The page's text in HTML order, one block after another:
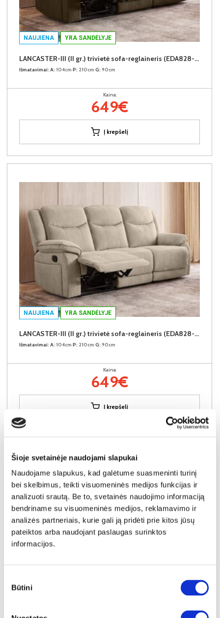
Šioje svetainėje naudojami slapukai
Naudojame slapukus, kad galėtume suasmeninti turinį
bei skelbimus, teikti visuomeninės medijos funkcijas ir
analizuoti srautą. Be to, svetainės naudojimo informaciją
bendriname su visuomeninės medijos, reklamavimo ir
analizės partneriais, kurie gali ją pridėti prie kitos jūsų
pateiktos arba naudojant paslaugas surinktos
informacijos.
pasirinkimas
Būtini
NAUJIENA YRA SANDĖLYJE
LANCASTER-III (II gr.) trivietė sofa-reglaineris (EDA828-05 Rudas)
Išmatavimai: A: 104cm P: 210cm G: 90cm
Kaina:
649€
Į krepšelį
NAUJIENA YRA SANDĖLYJE
LANCASTER-III (II gr.) trivietė sofa-reglaineris (EDA828-02 Šviesiai rudas)
Išmatavimai: A: 104cm P: 210cm G: 90cm
Kaina:
649€
Į krepšelį
NAUJIENA